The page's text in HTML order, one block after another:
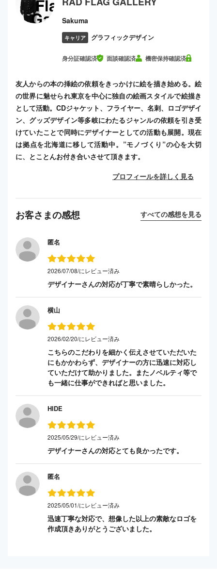
Sakuma
キャリア グラフィックデザイン
身分証確認済 面談確認済 機密保持確認済
友人からの本の挿絵の依頼をきっかけに絵を描き始める。絵
の世界に魅せられ東京を中心に独自の絵画スタイルで絵描き
として活動。CDジャケット、フライヤー、名刺、ロゴデザイ
ン、グッズデザイン等多岐にわたるジャンルの依頼を引き受
けていたことで同時にデザイナーとしての活動も展開。現在
は拠点を北海道に移して活動中。”モノづくり”の心を大切
に、とことんお付き合いさせて頂きます。
プロフィールを詳しく見る
お客さまの感想 すべての感想を見る
匿名
2026/07/08/にレビュー済み
デザイナーさんの対応が丁寧で素晴らしかった。
横山
2026/02/20/にレビュー済み
こちらのこだわりを細かく伝えさせていただいた
にもかかわらず、デザイナーの方に迅速に対応し
ていただけて助かりました。またノベルティ等で
も一緒に仕事ができればと思いました。
HIDE
2025/05/29/にレビュー済み
デザイナーさんの対応とても良かったです。
匿名
2025/05/01/にレビュー済み
迅速丁寧な対応で、想像した以上の素敵なロゴを
作成頂きありがとうございました。